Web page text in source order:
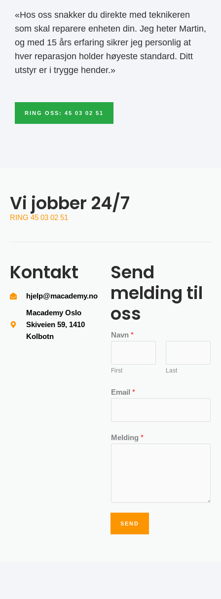
«Hos oss snakker du direkte med teknikeren
som skal reparere enheten din. Jeg heter Martin,
og med 15 års erfaring sikrer jeg personlig at
hver reparasjon holder høyeste standard. Ditt
utstyr er i trygge hender.»
RING OSS: 45 03 02 51
Vi jobber 24/7
RING 45 03 02 51
Kontakt
hjelp@macademy.no
Macademy Oslo
Skiveien 59, 1410
Kolbotn
Send
melding til
oss
Navn *
First Last
Email *
Melding *
SEND